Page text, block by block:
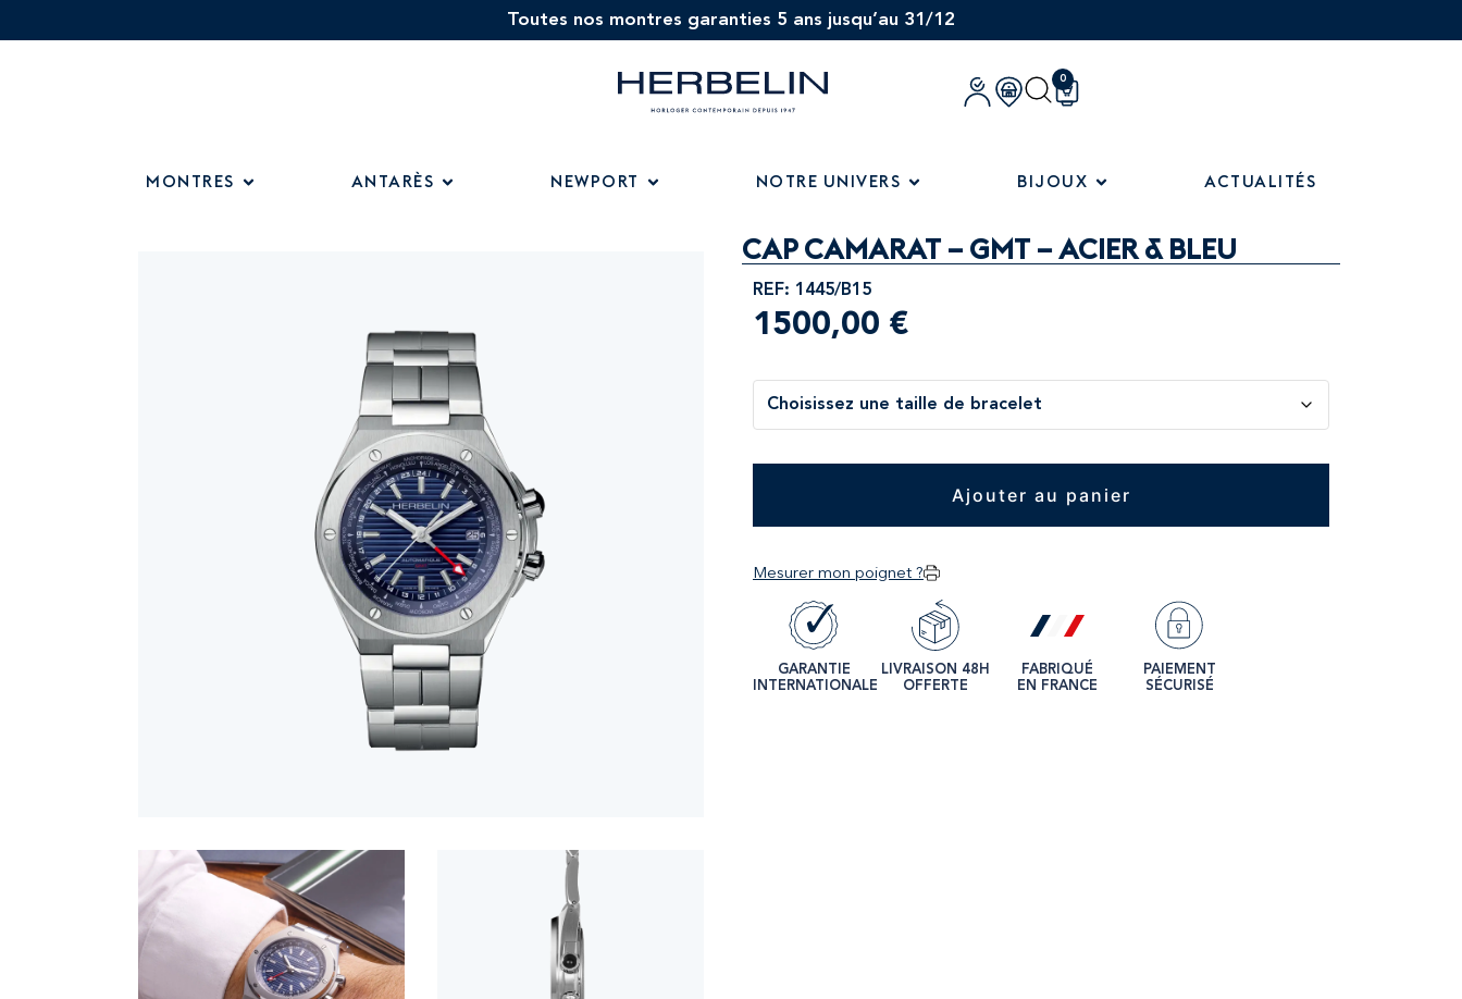
Toutes nos montres garanties 5 ans jusqu’au 31/12
0
MONTRES ANTARÈS NEWPORT NOTRE UNIVERS BIJOUX ACTUALITÉS
CAP CAMARAT – GMT – ACIER & BLEU
REF: 1445/B15
1500,00 €
Ajouter au panier
Mesurer mon poignet ?
GARANTIE
INTERNATIONALE
LIVRAISON 48H
OFFERTE
FABRIQUÉ
EN FRANCE
PAIEMENT
SÉCURISÉ